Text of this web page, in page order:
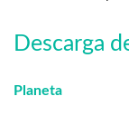
Descarga
Planeta